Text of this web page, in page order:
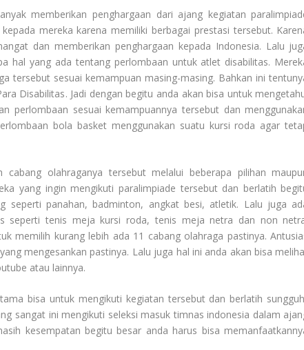
memberikan penghargaan dari ajang kegiatan
mereka karena memiliki berbagai prestasi tersebut.
dan memberikan penghargaan kepada Indonesia. Lalu
hal yang ada tentang perlombaan untuk atlet disabilitas.
tersebut sesuai kemampuan masing-masing. Bahkan ini
Disabilitas. Jadi dengan begitu anda akan bisa untuk
perlombaan sesuai kemampuannya tersebut dan
bola basket menggunakan suatu kursi roda agar
olahraganya tersebut melalui beberapa pilihan
yang ingin mengikuti paralimpiade tersebut dan berlatih
seperti panahan, badminton, angkat besi, atletik. Lalu juga
seperti tenis meja kursi roda, tenis meja netra dan non
memilih kurang lebih ada 11 cabang olahraga pastinya.
mengesankan pastinya. Lalu juga hal ini anda akan bisa
atau lainnya.
bisa untuk mengikuti kegiatan tersebut dan berlatih
sangat ini mengikuti seleksi masuk timnas indonesia dalam
kesempatan begitu besar anda harus bisa